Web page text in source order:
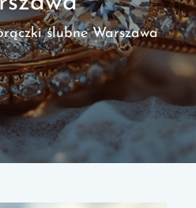
ślubne Warszawa